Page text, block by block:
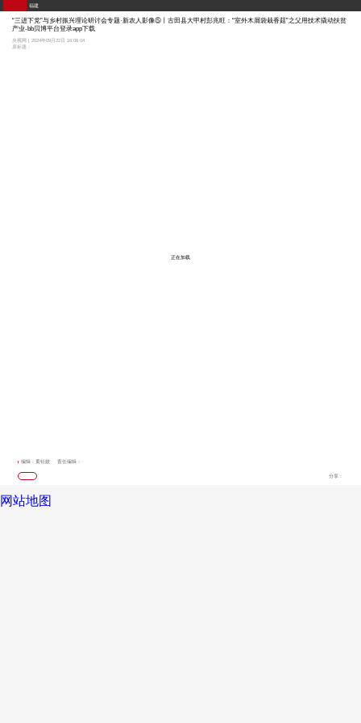
福建
“三进下党”与乡村振兴理论研讨会专题·新农人影像⑤丨古田县大甲村彭兆旺：“室外木屑袋栽香菇”之父用技术撬动扶贫
产业-bb贝博平台登录app下载
央视网 | 2024年09月22日 16:06:04
原标题：
正在加载
编辑：黄钰姣 责任编辑：
分享：
网站地图